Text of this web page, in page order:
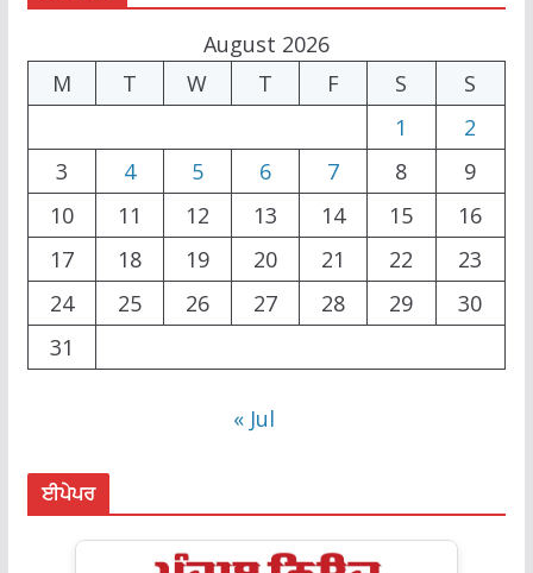
August 2026
M
T W T F S
S
1
2
3
4 5 6 7 8
9
10
11 12 13 14 15
16
17
18 19 20 21 22
23
24
25 26 27 28 29
30
31
« Jul
ਈਪੇਪਰ